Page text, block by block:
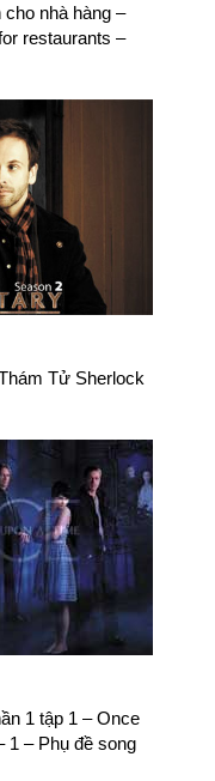
không có lợi cho
nhà hàng –
restaurants –
Tử Sherlock
1 tập 1 – Once
1 – Phụ đề song